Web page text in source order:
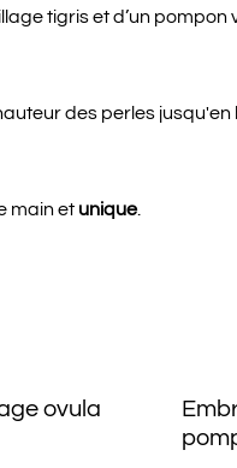
tigris et d’un pompon
des perles jusqu'en
main et unique.
ovula